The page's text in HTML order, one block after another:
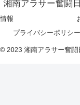
湘南アラサー奮闘
報
プライバシーポリシー
© 2023 湘南アラサー奮闘